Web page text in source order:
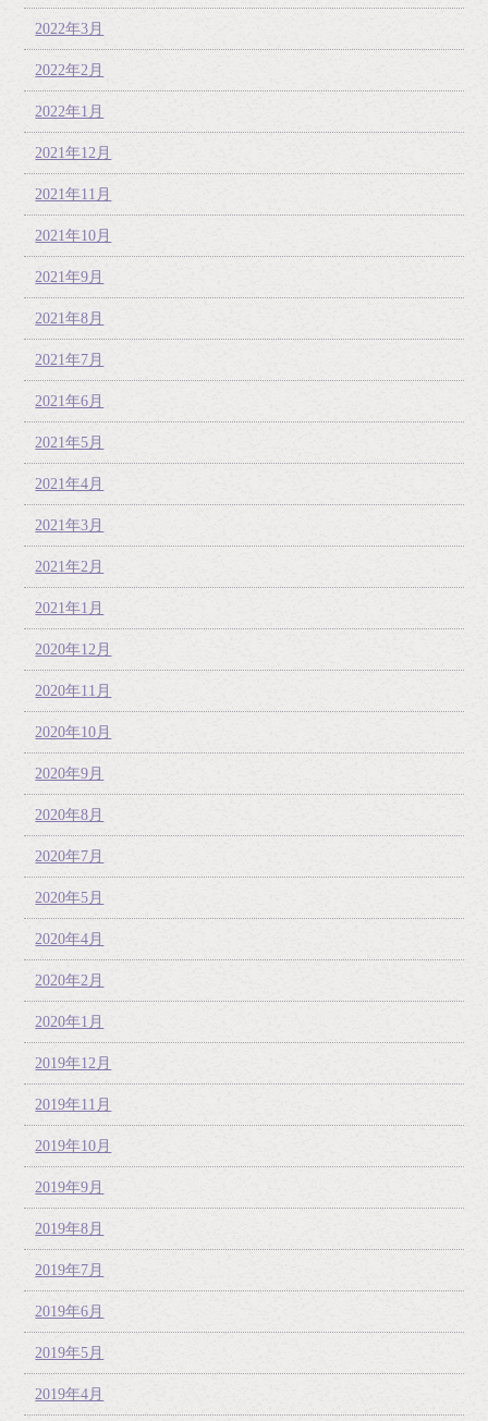
2022年3月
2022年2月
2022年1月
2021年12月
2021年11月
2021年10月
2021年9月
2021年8月
2021年7月
2021年6月
2021年5月
2021年4月
2021年3月
2021年2月
2021年1月
2020年12月
2020年11月
2020年10月
2020年9月
2020年8月
2020年7月
2020年5月
2020年4月
2020年2月
2020年1月
2019年12月
2019年11月
2019年10月
2019年9月
2019年8月
2019年7月
2019年6月
2019年5月
2019年4月